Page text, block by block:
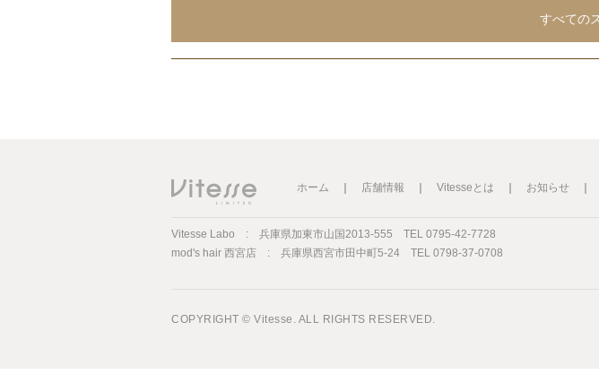
すべての
ホーム 店舗情報 Vitesseとは お知らせ
Vitesse Labo : 兵庫県加東市山国2013-555 TEL 0795-42-7728
mod's hair 西宮店 : 兵庫県西宮市田中町5-24 TEL 0798-37-0708
COPYRIGHT © Vitesse. ALL RIGHTS RESERVED.